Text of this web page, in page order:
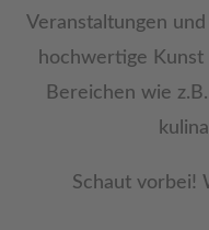
Veranstaltungen
hochwertige
Bereichen wie
Schaut vorbei!